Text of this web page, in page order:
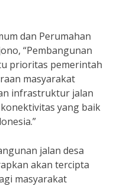
dan Perumahan
“Pembangunan
prioritas pemerintah
masyarakat
infrastruktur jalan
yang baik
jalan desa
akan tercipta
masyarakat